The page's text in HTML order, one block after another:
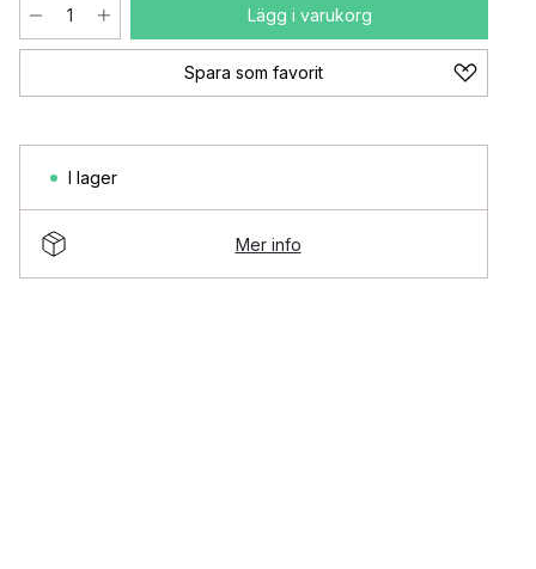
Lägg i varukorg
Spara som favorit
I lager
Mer info